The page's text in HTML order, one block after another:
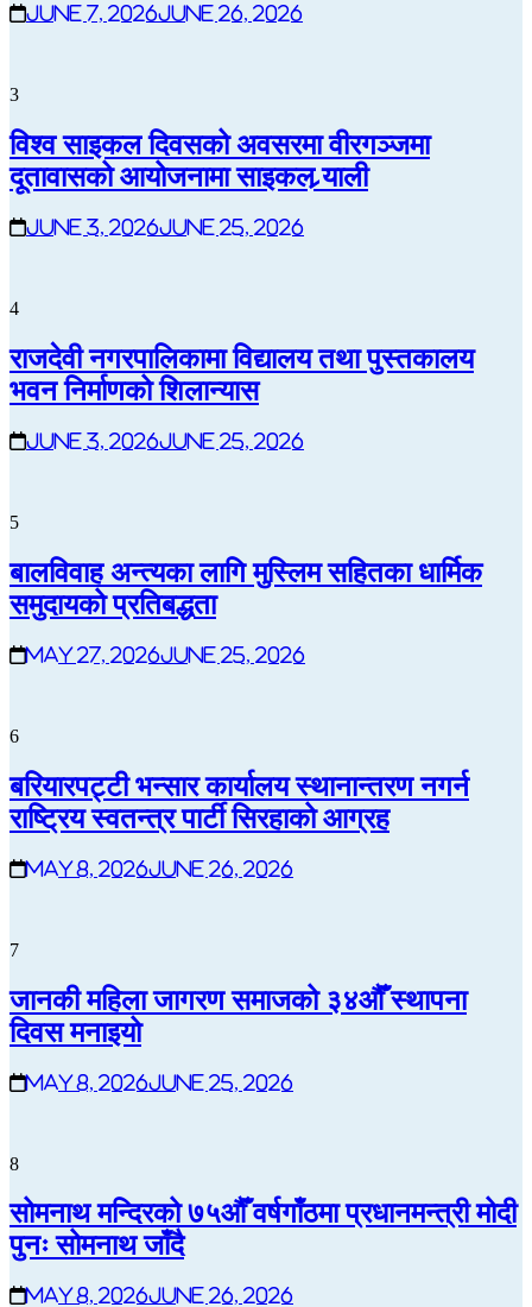
June 7, 2026June 26, 2026
3
विश्व साइकल दिवसको अवसरमा वीरगञ्जमा
दूतावासको आयोजनामा साइकल र्‍याली
June 3, 2026June 25, 2026
4
राजदेवी नगरपालिकामा विद्यालय तथा पुस्तकालय
भवन निर्माणको शिलान्यास
June 3, 2026June 25, 2026
5
बालविवाह अन्त्यका लागि मुस्लिम सहितका धार्मिक
समुदायको प्रतिबद्धता
May 27, 2026June 25, 2026
6
बरियारपट्टी भन्सार कार्यालय स्थानान्तरण नगर्न
राष्ट्रिय स्वतन्त्र पार्टी सिरहाको आग्रह
May 8, 2026June 26, 2026
7
जानकी महिला जागरण समाजको ३४औँ स्थापना
दिवस मनाइयो
May 8, 2026June 25, 2026
8
सोमनाथ मन्दिरको ७५औँ वर्षगाँठमा प्रधानमन्त्री मोदी
पुनः सोमनाथ जाँदै
May 8, 2026June 26, 2026